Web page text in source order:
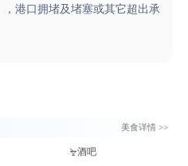
港口拥堵及堵塞或其它超出承
美食详情 >>
酒吧